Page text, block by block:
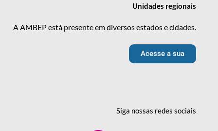
Unidades regionais
A AMBEP está presente em diversos estados e cidades.
Acesse a sua
Siga nossas redessociais